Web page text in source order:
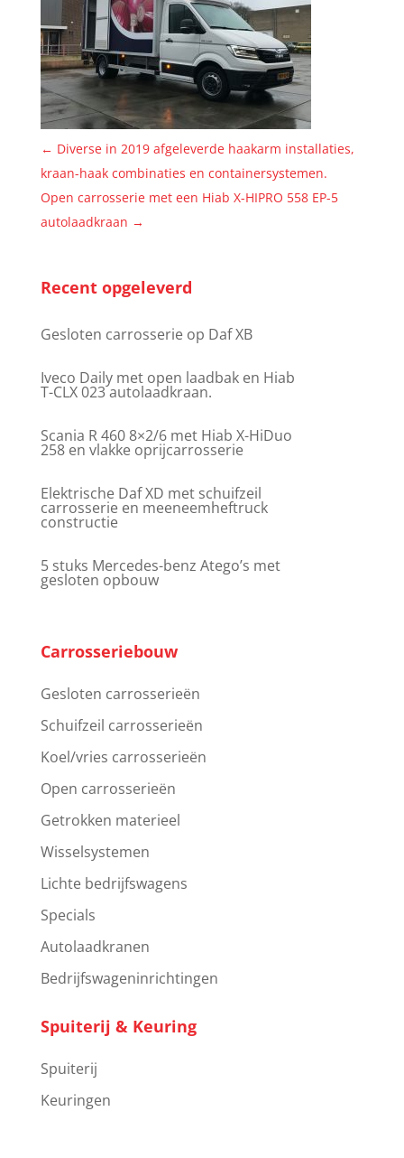
← Diverse in 2019 afgeleverde haakarm installaties,
kraan-haak combinaties en containersystemen.
Open carrosserie met een Hiab X-HIPRO 558 EP-5
autolaadkraan →
Recent opgeleverd
Gesloten carrosserie op Daf XB
Iveco Daily met open laadbak en Hiab
T-CLX 023 autolaadkraan.
Scania R 460 8×2/6 met Hiab X-HiDuo
258 en vlakke oprijcarrosserie
Elektrische Daf XD met schuifzeil
carrosserie en meeneemheftruck
constructie
5 stuks Mercedes-benz Atego’s met
gesloten opbouw
Carrosseriebouw
Gesloten carrosserieën
Schuifzeil carrosserieën
Koel/vries carrosserieën
Open carrosserieën
Getrokken materieel
Wisselsystemen
Lichte bedrijfswagens
Specials
Autolaadkranen
Bedrijfswageninrichtingen
Spuiterij & Keuring
Spuiterij
Keuringen